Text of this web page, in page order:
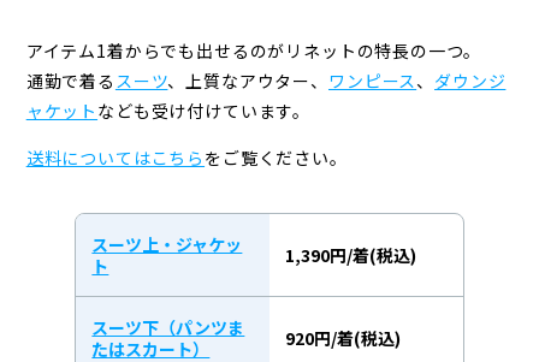
アイテム1着からでも出せるのがリネットの特長の一つ。
通勤で着る スーツ、上質なアウター、 ワンピース 、 ダウンジ
ャケット なども受け付けています。
送料についてはこちら をご覧ください。
スーツ上・ジャケッ
ト
1,390円/着(税込)
スーツ下（パンツま
たはスカート）
920円/着(税込)